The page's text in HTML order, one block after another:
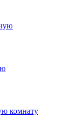
комнату